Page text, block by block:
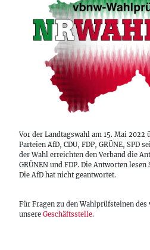
Vor der Landtagswahl am 15. Mai 2022
Parteien AfD, CDU, FDP, GRÜNE, SPD
der Wahl erreichten den Verband die
GRÜNEN und FDP. Die Antworten lesen
Die AfD hat nicht geantwortet.
Für Fragen zu den Wahlprüfsteinen
unsere Geschäftsstelle.